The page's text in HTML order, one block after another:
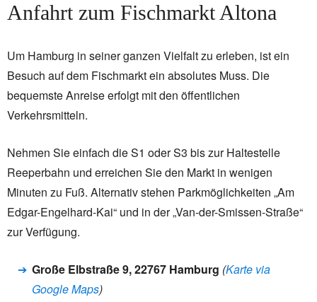
Anfahrt zum Fischmarkt Altona
Um Hamburg in seiner ganzen Vielfalt zu erleben, ist ein
Besuch auf dem Fischmarkt ein absolutes Muss. Die
bequemste Anreise erfolgt mit den öffentlichen
Verkehrsmitteln.
Nehmen Sie einfach die S1 oder S3 bis zur Haltestelle
Reeperbahn und erreichen Sie den Markt in wenigen
Minuten zu Fuß. Alternativ stehen Parkmöglichkeiten „Am
Edgar-Engelhard-Kai“ und in der „Van-der-Smissen-Straße“
zur Verfügung.
Große Elbstraße 9, 22767 Hamburg (Karte via
Google Maps)